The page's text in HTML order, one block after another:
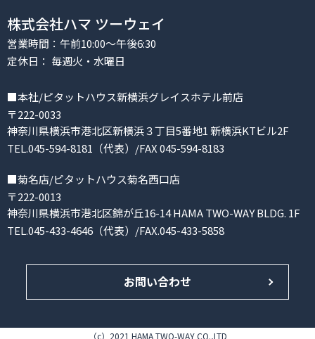
株式会社ハマ ツーウェイ
営業時間：午前10:00～午後6:30
定休日： 毎週火・水曜日
■本社/ピタットハウス新横浜グレイスホテル前店
〒222-0033
神奈川県横浜市港北区新横浜３丁目5番地1 新横浜KTビル2F
TEL.045-594-8181（代表）/FAX 045-594-8183
■菊名店/ピタットハウス菊名西口店
〒222-0013
神奈川県横浜市港北区錦が丘16-14 HAMA TWO-WAY BLDG. 1F
TEL.045-433-4646（代表）/FAX.045-433-5858
お問い合わせ
（c）2021 HAMA TWO-WAY CO.,LTD